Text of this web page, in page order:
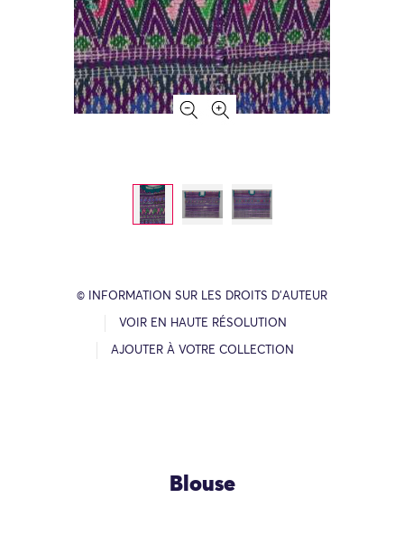
© INFORMATION SUR LES DROITS D’AUTEUR
VOIR EN HAUTE RÉSOLUTION
AJOUTER À VOTRE COLLECTION
Blouse